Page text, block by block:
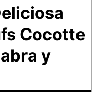
Cocotte
y